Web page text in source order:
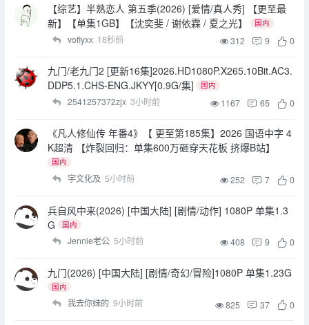
【综艺】半熟恋人 第五季(2026) [爱情/真人秀] 【更至最
新】【单集1GB】【沈奕斐 / 谢依霖 / 夏之光】
国内
voflyxx 18秒前 312 9 0
九门/老九门2 [更新16集]2026.HD1080P.X265.10Bit.AC3.
DDP5.1.CHS-ENG.JKYY[0.9G/集]
国内
2541257372zjx 3小时前 1167 65 0
《凡人修仙传 年番4》【 更至第185集】2026 国语中字 4
K超清 【炸裂回归：单集600万砸穿天花板 挤爆B站】
国内
宇文化及 5小时前 252 7 0
兵自风中来(2026) [中国大陆] [剧情/动作] 1080P 单集1.3
G
国内
Jennie老公 5小时前 408 9 0
九门(2026) [中国大陆] [剧情/奇幻/冒险]1080P 单集1.23G
国内
我去你妹的 9小时前 825 37 0